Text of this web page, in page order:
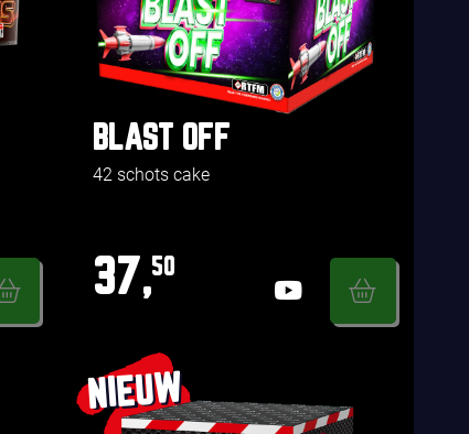
BLAST OFF
42 schots cake
37,50
NIEUW